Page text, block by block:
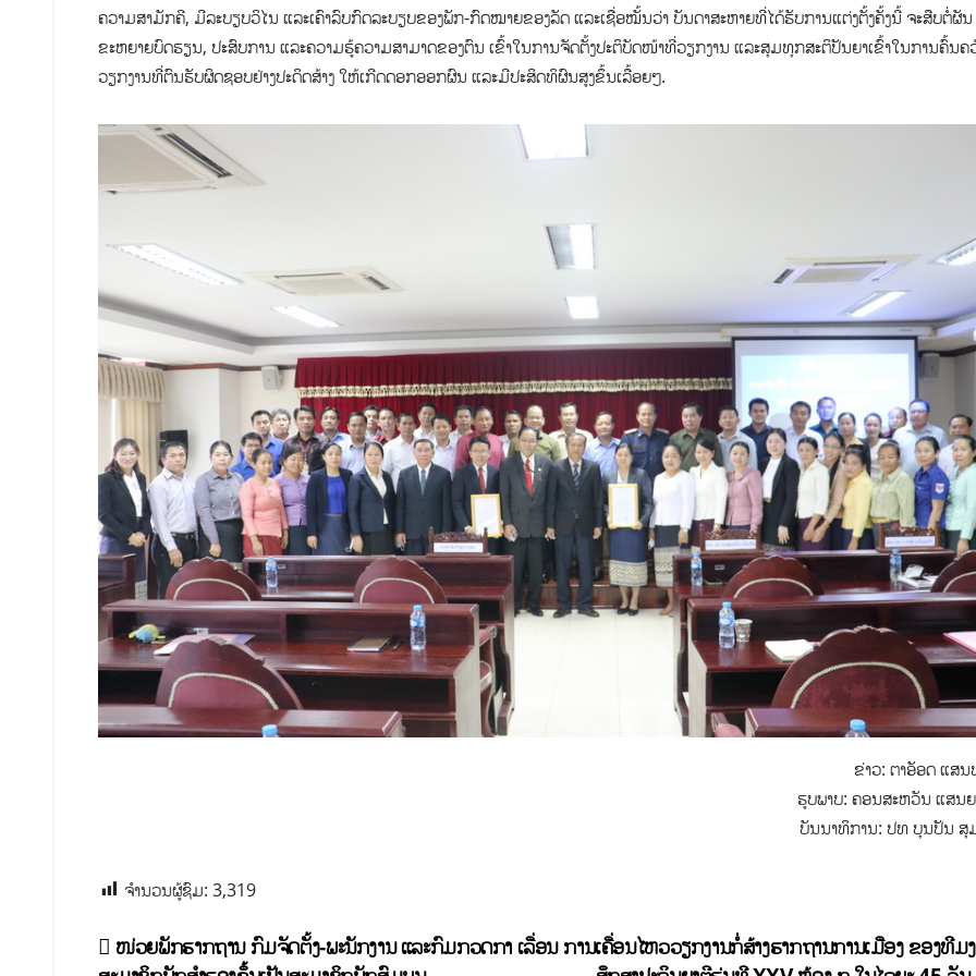
ຄວາມສາມັກຄີ, ມີລະບຽບວິໄນ ແລະເຄົາລົບກົດລະບຽບຂອງພັກ-ກົດໝາຍຂອງລັດ ແລະເຊື່ອ​ໝັ້ນ​ວ່າ ບັນດາສະຫາຍທີ່ໄດ້ຮັບການແຕ່ງຕັ້ງຄັ້ງນີ້ ຈະສືບຕໍ່ຜັນ
ຂະຫຍາຍບົດຮຽນ, ປະສົບການ ແລະຄວາມຮູ້ຄວາມສາມາດຂອງຕົນ ເຂົ້າໃນການຈັດຕັ້ງປະຕິບັດໜ້າທີ່ວຽກງານ ແລະສຸມທຸກສະຕິປັນຍາເຂົ້າໃນການຄົ້ນຄ
ວຽກງານທີ່ຕົນຮັບຜິດຊອບຢ່າງປະດິດສ້າງ ໃຫ້ເກີດດອກອອກຜົນ ແລະມີປະສິດທິຜົນສູງຂຶ້ນເລື້ອຍໆ.
ຂ່າວ: ຕາອັອດ ແສ
ຮູບພາບ: ຄອນສະຫວັນ ແສນ
ບັນນາທິການ: ປທ ບຸນປັນ ສຸ
ຈຳນວນຜູ້ຊົມ: 3,319
ການເຄື່ອນໄຫວວຽກງານກໍ່ສ້າງຮາກຖານການເມືອງ ຂອງທີມ
ໜ່ວຍພັກຮາກຖານ ກົມຈັດຕັ້ງ-ພະນັກງານ ແລະກົມກວດກາ ເລື່ອນ